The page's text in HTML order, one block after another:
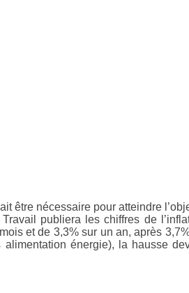
être nécessaire pour atteindre
publiera les chiffres de
et de 3,3% sur un an, après
énergie), la hausse